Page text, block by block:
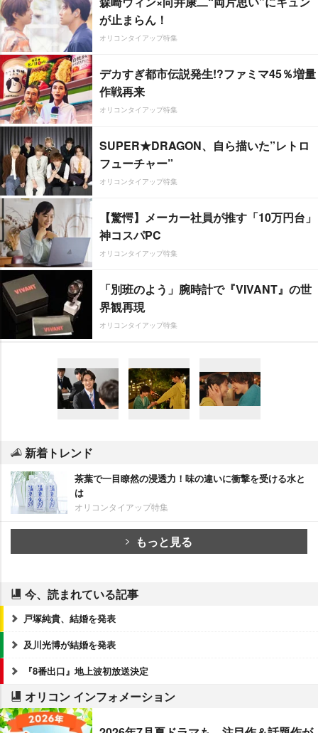
が止まらん！
オリコンタイアップ特集
デカすぎ都市伝説発生!?ファミマ45％増量
作戦再来
オリコンタイアップ特集
SUPER★DRAGON、自ら描いた”レトロ
フューチャー”
オリコンタイアップ特集
【驚愕】メーカー社員が推す「10万円台」
神コスパPC
オリコンタイアップ特集
「別班のよう」腕時計で『VIVANT』の世
界観再現
オリコンタイアップ特集
新着トレンド
茶葉で一目瞭然の浸透力！味の違いに衝撃を受ける水と
は
オリコンタイアップ特集
もっと見る
今、読まれている記事
戸塚純貴、結婚を発表
及川光博が結婚を発表
『8番出口』地上波初放送決定
オリコン インフォメーション